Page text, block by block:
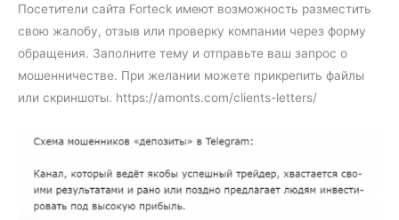
Посетители сайта Forteck имеют возможность разместить
свою жалобу, отзыв или проверку компании через форму
обращения. Заполните тему и отправьте ваш запрос о
мошенничестве. При желании можете прикрепить файлы
или скриншоты. https://amonts.com/clients-letters/